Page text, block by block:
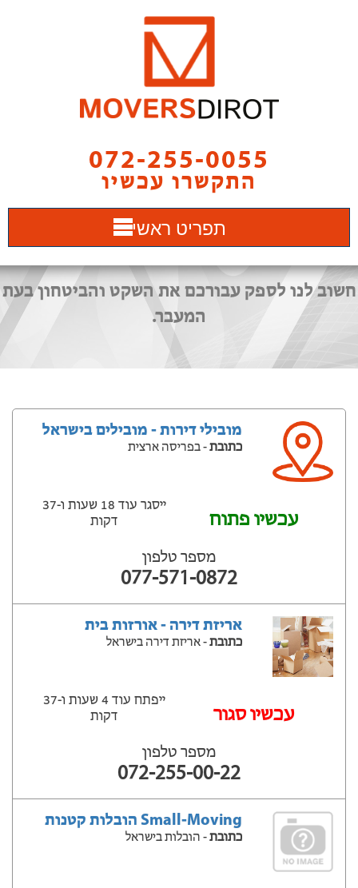
072-255-0055
התקשרו עכשיו
תפריט ראשי
חשוב לנו לספק עבורכם את השקט והביטחון בעת
המעבר.
מובילי דירות - מובילים בישראל
כתובת- בפריסה ארצית
עכשיו פתוח
ייסגר עוד 18 שעות ‫ו-37
דקות
מספר טלפון
077-571-0872
אריזת דירה - אורזות בית
כתובת- אריזת דירה בישראל
‫עכשיו סגור
ייפתח עוד 4 שעות ‫ו-37
דקות
מספר טלפון
072-255-00-22
Small-Moving הובלות קטנות
כתובת- הובלות בישראל